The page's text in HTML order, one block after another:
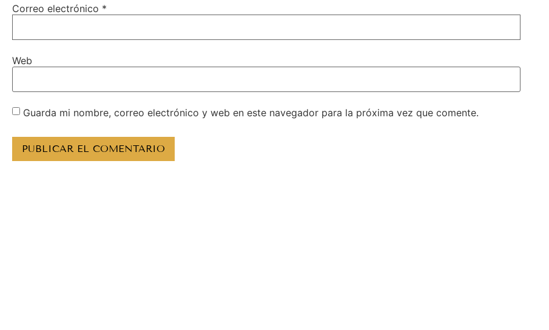
Correo electrónico *
Web
Guarda mi nombre, correo electrónico y web en este navegador para la próxima vez que comente.